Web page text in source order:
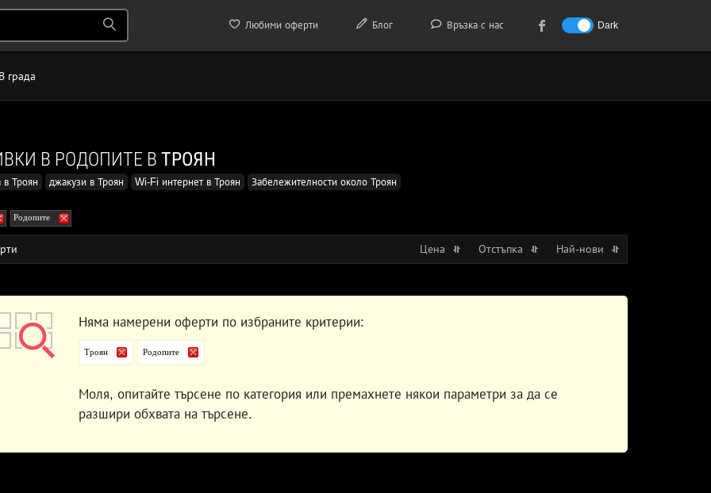
Любими оферти Блог Връзка с нас Dark
В града
В РОДОПИТЕ В ТРОЯН
в Троян джакузи в Троян Wi-Fi интернет в Троян Забележителности около Троян
Родопите
Цена Отстъпка Най-нови
Няма намерени оферти по избраните критерии:
Троян Родопите
Моля, опитайте търсене по категория или премахнете някои параметри за да се
разшири обхвата на търсене.